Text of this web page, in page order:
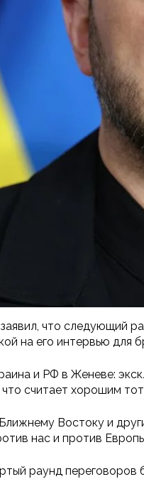
что следующий
на его интервью для
и РФ в Женеве:
что считает хорошим
Востоку и
нас и против
раунд